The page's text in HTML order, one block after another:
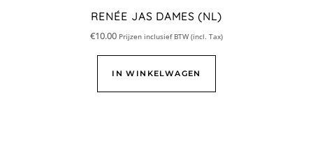
RENÉE JAS DAMES (NL)
€10.00 Prijzen inclusief BTW (incl. Tax)
IN WINKELWAGEN